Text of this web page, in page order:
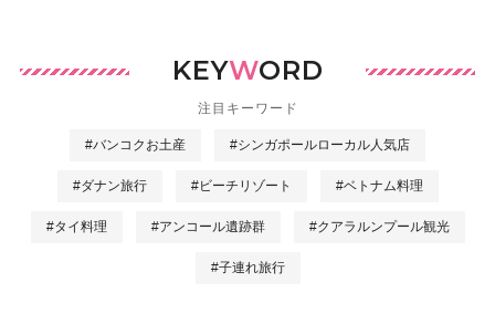
KEYWORD
注目キーワード
#バンコクお土産 #シンガポールローカル人気店
#ダナン旅行 #ビーチリゾート #ベトナム料理
#タイ料理 #アンコール遺跡群 #クアラルンプール観光
#子連れ旅行